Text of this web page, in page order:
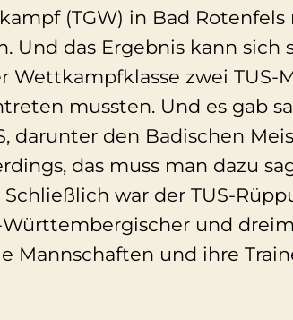
(TGW) in Bad
Und das Ergebnis kann sich
Wettkampfklasse zwei TUS-
mussten. Und es gab
darunter den Badischen
das muss man dazu
war der TUS-
Württembergischer und
Mannschaften und ihre